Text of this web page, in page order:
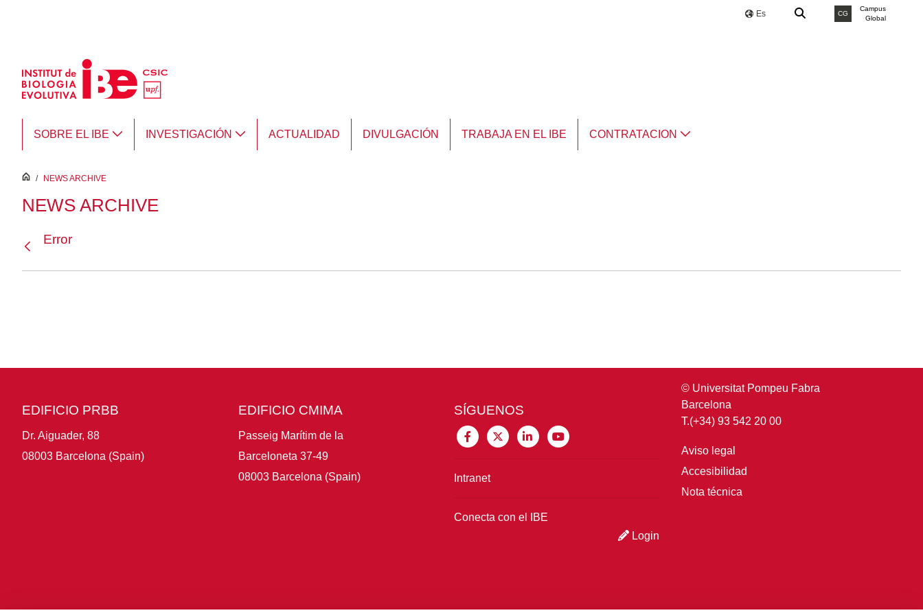
Es CG
Campus
Global
SOBRE EL IBE INVESTIGACIÓN ACTUALIDAD DIVULGACIÓN TRABAJA EN EL IBE CONTRATACION
inici
/ NEWS ARCHIVE
NEWS ARCHIVE
Error
EDIFICIO PRBB
Dr. Aiguader, 88
08003 Barcelona (Spain)
EDIFICIO CMIMA
Passeig Marítim de la
Barceloneta 37-49
08003 Barcelona (Spain)
SÍGUENOS
Intranet
Conecta con el IBE
Login
© Universitat Pompeu Fabra
Barcelona
T.(+34) 93 542 20 00
Aviso legal
Accesibilidad
Nota técnica